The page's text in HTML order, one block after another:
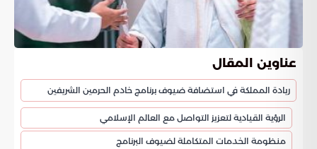
عناوين المقال
ريادة المملكة في استضافة ضيوف برنامج خادم الحرمين الشريفين
الرؤية القيادية لتعزيز التواصل مع العالم الإسلامي
منظومة الخدمات المتكاملة لضيوف البرنامج